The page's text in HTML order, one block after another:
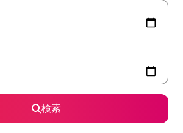
検索